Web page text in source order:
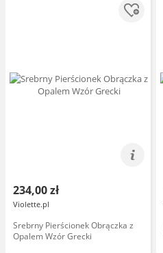
234,00 zł
Violette.pl
Srebrny Pierścionek Obrączka z
Opalem Wzór Grecki